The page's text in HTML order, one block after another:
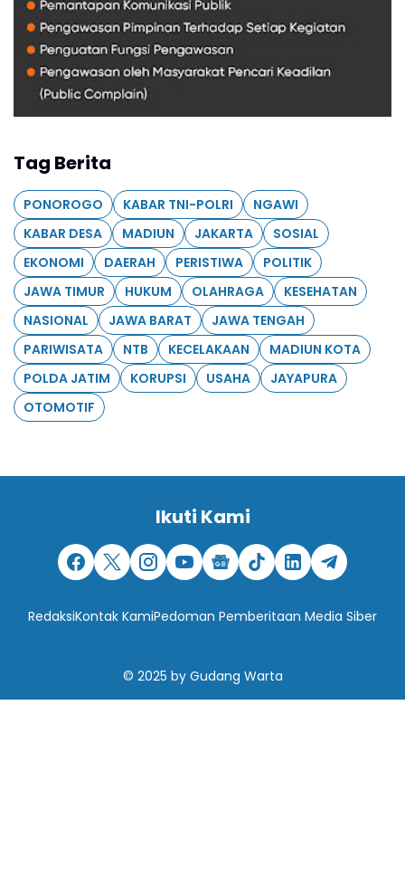
Tag Berita
PONOROGO KABAR TNI-POLRI
NGAWI
KABAR DESA
MADIUN JAKARTA
SOSIAL
EKONOMI
DAERAH PERISTIWA
POLITIK
JAWA TIMUR
HUKUM OLAHRAGA
KESEHATAN
NASIONAL
JAWA BARAT
JAWA TENGAH
PARIWISATA
NTB KECELAKAAN
MADIUN KOTA
POLDA JATIM
KORUPSI USAHA
JAYAPURA
OTOMOTIF
Ikuti Kami
RedaksiKontak KamiPedoman Pemberitaan Media Siber
© 2025 by Gudang Warta